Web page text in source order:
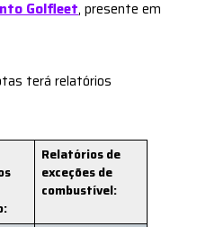
Golfleet, presente em
terá relatórios
Relatórios de
exceções de
combustível: